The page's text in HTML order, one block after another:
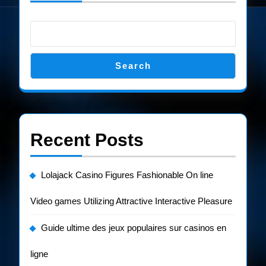
Search
Recent Posts
Lolajack Casino Figures Fashionable On line
Video games Utilizing Attractive Interactive Pleasure
Guide ultime des jeux populaires sur casinos en
ligne